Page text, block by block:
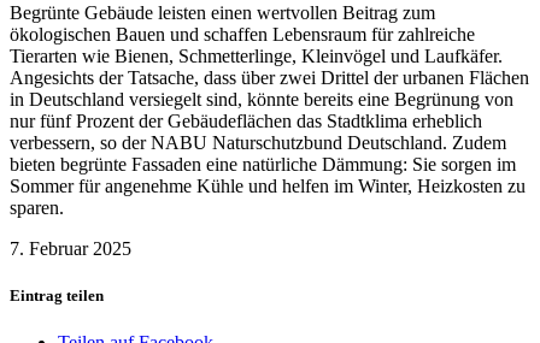
Begrünte Gebäude leisten einen wertvollen Beitrag zum
ökologischen Bauen und schaffen Lebensraum für zahlreiche
Tierarten wie Bienen, Schmetterlinge, Kleinvögel und Laufkäfer.
Angesichts der Tatsache, dass über zwei Drittel der urbanen Flächen
in Deutschland versiegelt sind, könnte bereits eine Begrünung von
nur fünf Prozent der Gebäudeflächen das Stadtklima erheblich
verbessern, so der NABU Naturschutzbund Deutschland. Zudem
bieten begrünte Fassaden eine natürliche Dämmung: Sie sorgen im
Sommer für angenehme Kühle und helfen im Winter, Heizkosten zu
sparen.
7. Februar 2025
Eintrag teilen